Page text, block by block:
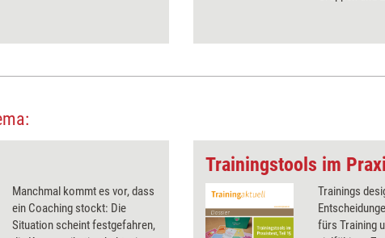
Manchmal kommt es vor, dass
ein Coaching stockt: Die
Situation scheint festgefahren,
Trainingstools im
Trainings
fürs Training